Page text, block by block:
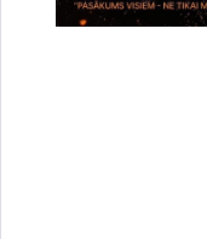
Tīmekļvietņu
vienotās